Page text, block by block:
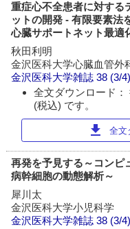
重症心不全患者に対する
ットの開発 - 有限要素法
心臓サポートネット最適
秋田利明
金沢医科大学心臓血管外
金沢医科大学雑誌 38 (3/4)
全文ダウンロード：
(税込) です。
download 全文
再発を予見する～コンピ
病幹細胞の動態解析～
犀川太
金沢医科大学小児科学
金沢医科大学雑誌 38 (3/4)